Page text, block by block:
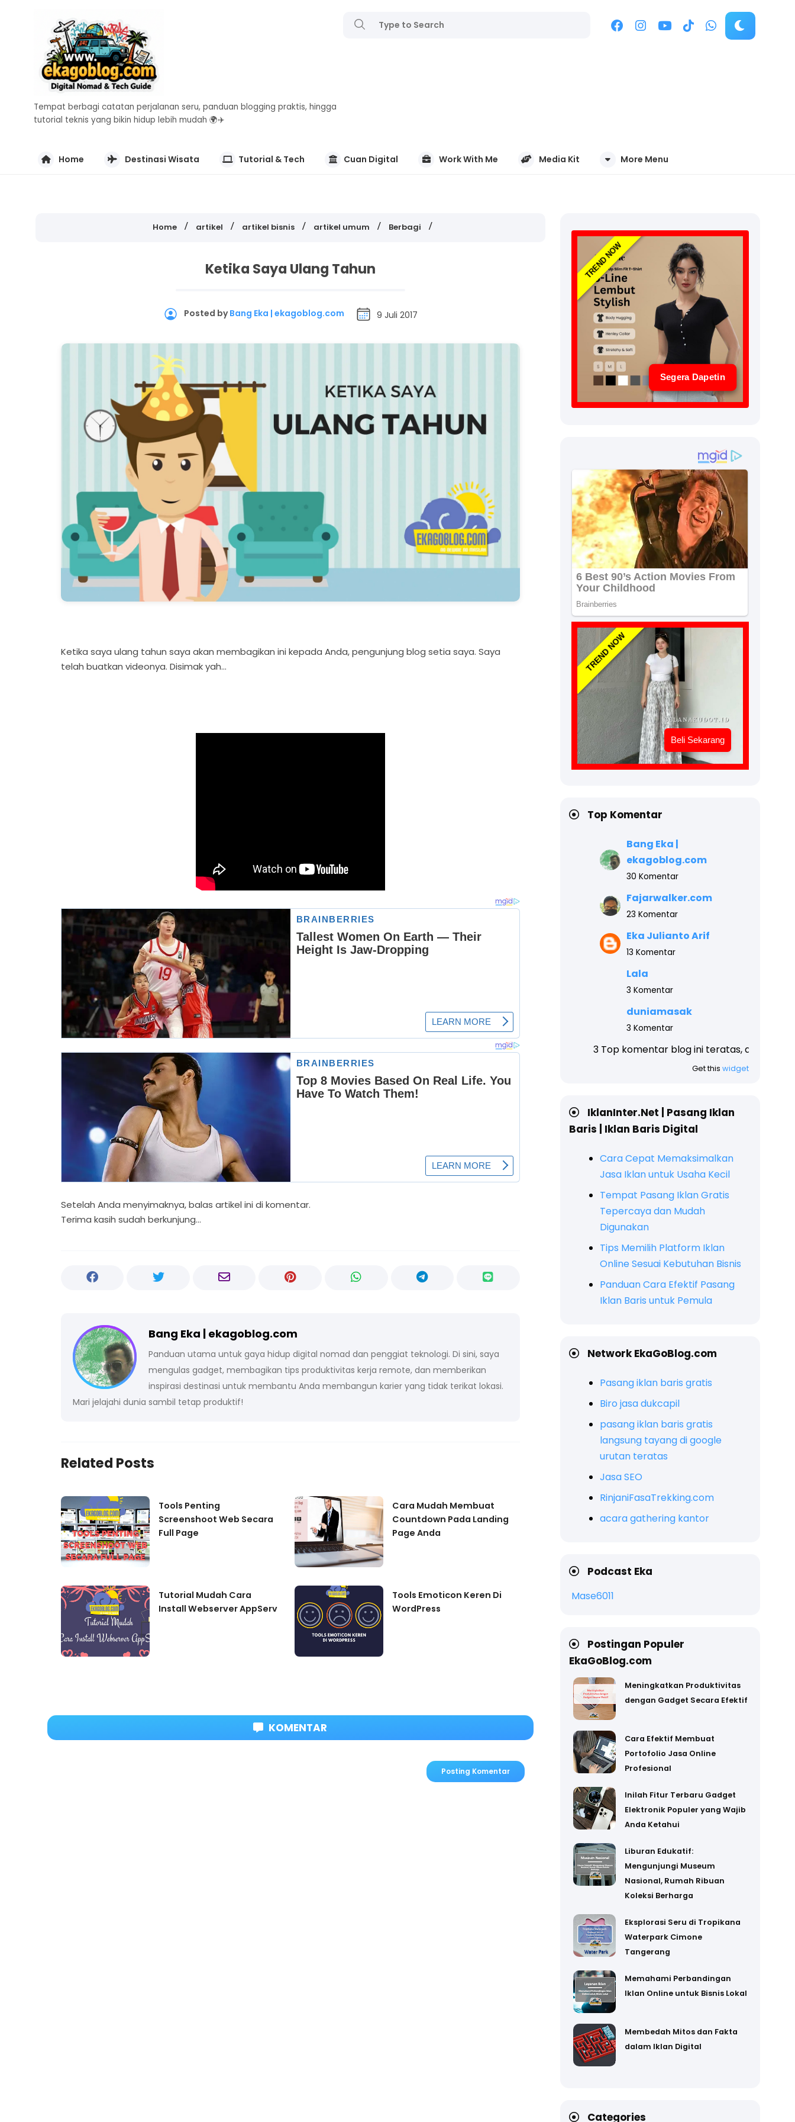
Tempat berbagi catatan perjalanan seru, panduan blogging praktis, hingga
tutorial teknis yang bikin hidup lebih mudah 🌍✈️
Home Destinasi Wisata Tutorial & Tech Cuan Digital Work With Me Media Kit More Menu
Home artikel artikel bisnis artikel umum Berbagi
Ketika Saya Ulang Tahun
Posted byBang Eka | ekagoblog.com 9 Juli 2017
Ketika saya ulang tahun saya akan membagikan ini kepada Anda, pengunjung blog setia saya. Saya
telah buatkan videonya. Disimak yah...
Setelah Anda menyimaknya, balas artikel ini di komentar.
Terima kasih sudah berkunjung...
Bang Eka | ekagoblog.com
Panduan utama untuk gaya hidup digital nomad dan penggiat teknologi. Di sini, saya
mengulas gadget, membagikan tips produktivitas kerja remote, dan memberikan
inspirasi destinasi untuk membantu Anda membangun karier yang tidak terikat lokasi.
Mari jelajahi dunia sambil tetap produktif!
Related Posts
Tools Penting
Screenshoot Web Secara
Full Page
Cara Mudah Membuat
Countdown Pada Landing
Page Anda
Tutorial Mudah Cara
Install Webserver AppServ
Tools Emoticon Keren Di
WordPress
KOMENTAR
Posting Komentar
TREND NOW
Segera Dapetin
TREND NOW
Beli Sekarang
Top Komentar
Bang Eka |
ekagoblog.com
30 Komentar
Fajarwalker.com
23 Komentar
Eka Julianto Arif
13 Komentar
Lala
3 Komentar
duniamasak
3 Komentar
3 Top komentar blog ini teratas, akhir tahun akan kami beri
Get this widget
IklanInter.Net | Pasang Iklan
Baris | Iklan Baris Digital
Cara Cepat Memaksimalkan
Jasa Iklan untuk Usaha Kecil
Tempat Pasang Iklan Gratis
Tepercaya dan Mudah
Digunakan
Tips Memilih Platform Iklan
Online Sesuai Kebutuhan Bisnis
Panduan Cara Efektif Pasang
Iklan Baris untuk Pemula
Network EkaGoBlog.com
Pasang iklan baris gratis
Biro jasa dukcapil
pasang iklan baris gratis
langsung tayang di google
urutan teratas
Jasa SEO
RinjaniFasaTrekking.com
acara gathering kantor
Podcast Eka
Mase6011
Postingan Populer
EkaGoBlog.com
Meningkatkan Produktivitas
dengan Gadget Secara Efektif
Cara Efektif Membuat
Portofolio Jasa Online
Profesional
Inilah Fitur Terbaru Gadget
Elektronik Populer yang Wajib
Anda Ketahui
Liburan Edukatif:
Mengunjungi Museum
Nasional, Rumah Ribuan
Koleksi Berharga
Eksplorasi Seru di Tropikana
Waterpark Cimone
Tangerang
Memahami Perbandingan
Iklan Online untuk Bisnis Lokal
Membedah Mitos dan Fakta
dalam Iklan Digital
Categories